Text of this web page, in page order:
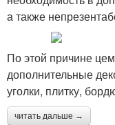
а также
По этой причине
дополнительные
уголки, плитку,
читать дальше →